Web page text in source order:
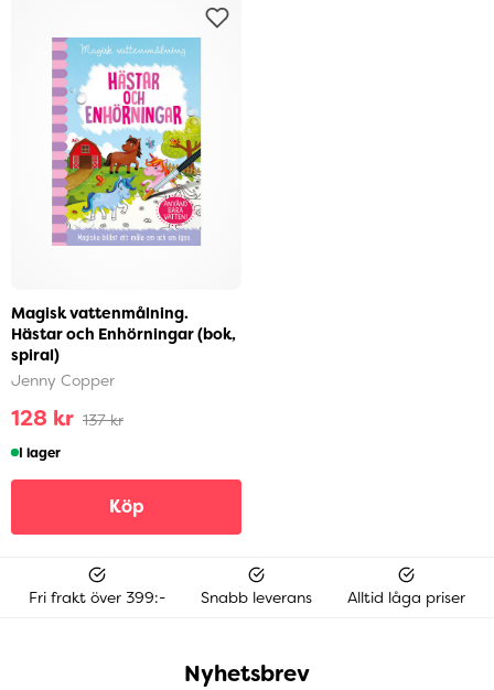
Magisk vattenmålning.
Hästar och Enhörningar (bok,
spiral)
Jenny Copper
128 kr 137 kr
I lager
Köp
Fri frakt över 399:- Snabb leverans Alltid låga priser
Nyhetsbrev